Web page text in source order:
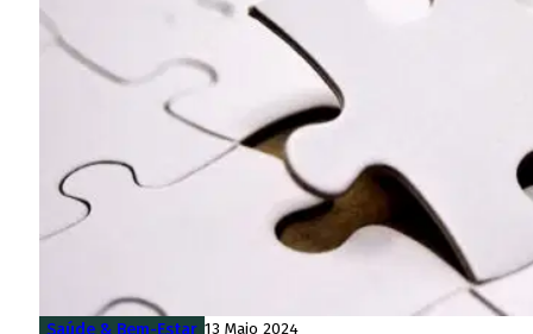
Saúde & Bem-Estar 13 Maio 2024